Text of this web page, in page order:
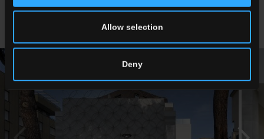
Allow selection
Deny